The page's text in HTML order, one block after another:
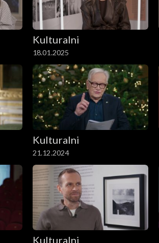
Kulturalni
18.01.2025
Kulturalni
21.12.2024
Kulturalni